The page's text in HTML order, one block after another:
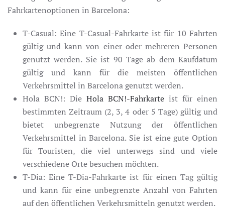
Fahrkartenoptionen in Barcelona:
T-Casual: Eine T-Casual-Fahrkarte ist für 10 Fahrten
gültig und kann von einer oder mehreren Personen
genutzt werden. Sie ist 90 Tage ab dem Kaufdatum
gültig und kann für die meisten öffentlichen
Verkehrsmittel in Barcelona genutzt werden.
Hola BCN!: Die Hola BCN!-Fahrkarte ist für einen
bestimmten Zeitraum (2, 3, 4 oder 5 Tage) gültig und
bietet unbegrenzte Nutzung der öffentlichen
Verkehrsmittel in Barcelona. Sie ist eine gute Option
für Touristen, die viel unterwegs sind und viele
verschiedene Orte besuchen möchten.
T-Dia: Eine T-Dia-Fahrkarte ist für einen Tag gültig
und kann für eine unbegrenzte Anzahl von Fahrten
auf den öffentlichen Verkehrsmitteln genutzt werden.